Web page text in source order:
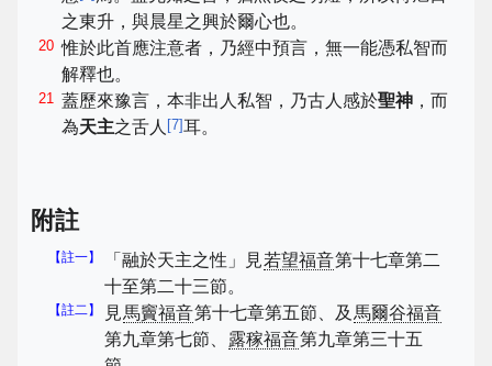
之東升，與晨星之興於爾心也。
20 惟於此首應注意者，乃經中預言，無一能憑私智而
解釋也。
21 蓋歷來豫言，本非出人私智，乃古人感於聖神 ，而
為天主之舌人 [7]耳。
附註
【註一】 「融於天主之性」見若望福音第十七章第二
十至第二十三節。
【註二】 見馬竇福音第十七章第五節、及 馬爾谷福音
第九章第七節、
露稼福音第九章第三十五